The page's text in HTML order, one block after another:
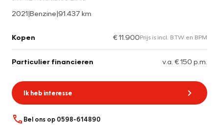
2021|Benzine|91.437 km
Kopen € 11.900Prijs is incl. BTW en BPM
Particulier financieren v.a. € 150 p.m.
Ik heb interesse
Bel ons op 0598-614890